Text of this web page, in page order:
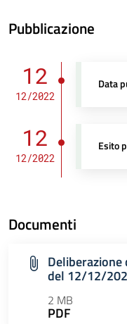
Pubblicazione
12
12/2022
Data
12
12/2022
Esito
Documenti
Deliberazione
del 12/12/
2 MB
PDF